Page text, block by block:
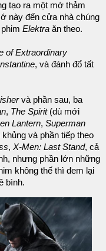
tạo ra một mớ thảm
này đến cửa nhà chúng
Elektra ăn theo.
of Extraordinary
, và đánh đổ tất
và phần sau, ba
, The Spirit(dù mới
Lantern, Superman
và phần tiếp theo
, X-Men: Last Stand, cả
nhưng phần lớn những
không thế thì đem lại
bình.